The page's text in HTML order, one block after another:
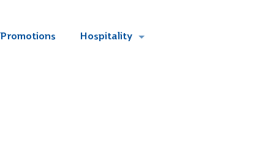
Promotions Hospitality